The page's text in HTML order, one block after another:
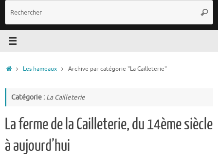
:
AccueilLes hameaux Archive par catégorie "La Cailleterie"
Catégorie : La Cailleterie
La ferme de la Cailleterie, du 14ème siècle
à aujourd’hui